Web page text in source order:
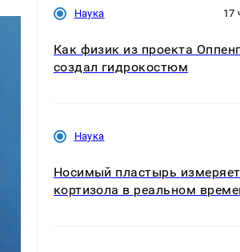
Наука 17
Как физик из проекта
создал гидрокостюм
Наука
Носимый пластырь
кортизола в реальном